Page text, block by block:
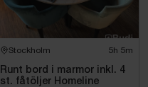
Stockholm 5h 5m
Runt bord i marmor inkl. 4
st. fåtöljer Homeline